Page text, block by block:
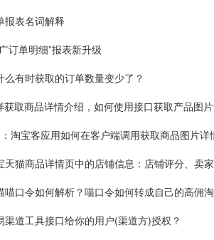
报表名词解释
订单明细”报表新升级
么有时获取的订单数量变少了？
获取商品详情介绍，如何使用接口获取产品图
淘宝客应用如何在客户端调用获取商品图片详
天猫商品详情页中的店铺信息：店铺评分、卖
喵口令如何解析？喵口令如何转成自己的高佣
渠道工具接口给你的用户(渠道方)授权？